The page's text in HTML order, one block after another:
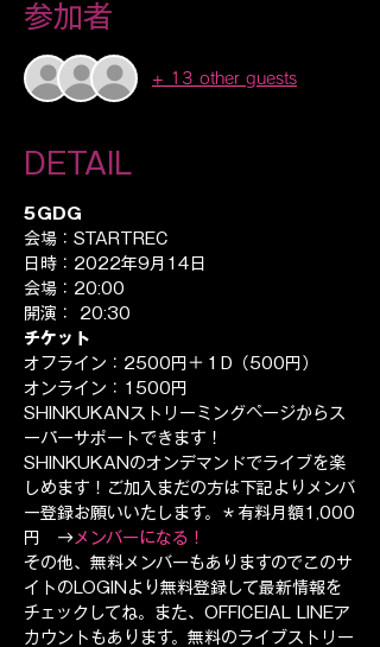
参加者
+ 13 other guests
DETAIL
5GDG
会場：STARTREC
日時：2022年9月14日
会場：20:00
開演： 20:30
チケット
オフライン：2500円＋１D（500円）
オンライン：1500円
SHINKUKANストリーミングページからス
ーパーサポートできます！
SHINKUKANのオンデマンドでライブを楽
しめます！ご加入まだの方は下記よりメンバ
ー登録お願いいたします。＊有料月額1,000
円　→メンバーになる！
その他、無料メンバーもありますのでこのサ
イトのLOGINより無料登録して最新情報を
チェックしてね。また、OFFICEIAL LINEア
カウントもあります。無料のライブストリー